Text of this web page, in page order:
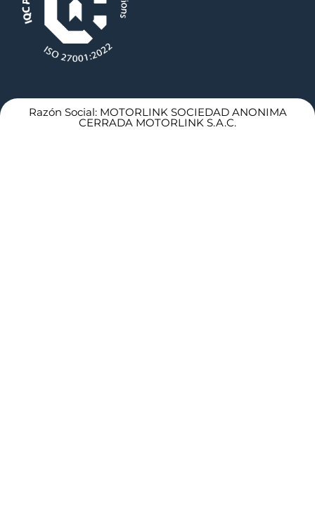
Razón Social: MOTORLINK SOCIEDAD ANONIMA
CERRADA MOTORLINK S.A.C.